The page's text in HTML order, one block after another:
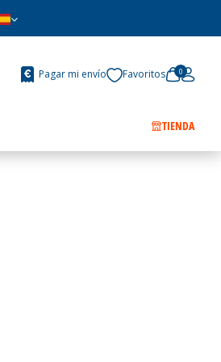
Pagar mi envío Favoritos 0
TIENDA